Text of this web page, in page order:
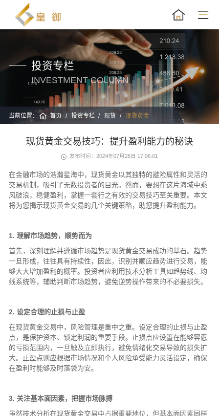
投资专栏
INVESTMENT COLUMN
当前位置： 首页 投资专栏 现货 现货黄金
现货黄金交易技巧：提升盈利能力的秘诀
发布时间：2024年07月26日 17:06:01
在金融市场的浩瀚星海中，现货黄金以其独特的避险属性和灵活的
交易机制，吸引了无数投资者的目光。然而，要想在这片海域中乘
风破浪，稳健盈利，掌握一套行之有效的交易技巧至关重要。本文
将为您揭示现货黄金交易的几个关键策略，助您提升盈利能力。
1. 理解市场趋势，顺势而为
首先，深刻理解并遵循市场趋势是现货黄金交易成功的基石。趋势
一旦形成，往往具有持续性，因此，识别并顺应趋势进行交易，能
够大大增加盈利的概率。投资者应利用技术分析工具如趋势线、均
线系统等，辅助判断市场趋势，避免逆势操作带来的不必要损失。
2. 设定合理的止损与止盈
在现货黄金交易中，风险管理是重中之重。设定合理的止损与止盈
点，是保护资本、锁定利润的重要手段。止损点应设置在能够容忍
的亏损范围内，一旦触及立即执行，避免情绪化交易导致的损失扩
大。止盈点则应根据市场情况和个人风险承受能力灵活设定，确保
在盈利时能够及时落袋为安。
3. 关注基本面因素，把握市场脉搏
虽然技术分析在现货黄金交易中占据重要地位，但基本面因素同样